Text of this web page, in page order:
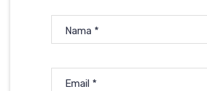
Nama *
Email *